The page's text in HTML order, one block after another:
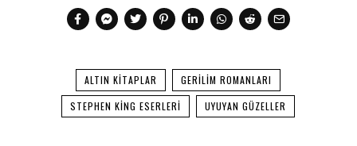
ALTIN KITAPLAR
GERILIM ROMANLARI
STEPHEN KING ESERLERI
UYUYAN GÜZELLER